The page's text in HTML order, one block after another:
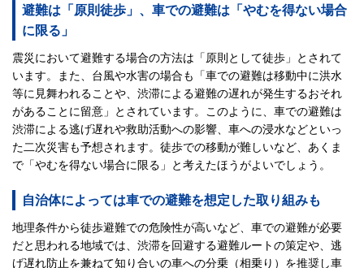
避難は「原則徒歩」、車での避難は「やむを得ない場合
に限る」
震災において避難する場合の方法は「原則として徒歩」とされて
います。また、台風や水害の場合も「車での避難は移動中に洪水
等に見舞われることや、渋滞による避難の遅れが発生するおそれ
があることに留意」とされています。このように、車での避難は
渋滞による逃げ遅れや救助活動への影響、車への浸水などといっ
た二次災害も予想されます。徒歩での移動が難しいなど、あくま
で「やむを得ない場合に限る」と考えたほうがよいでしょう。
自治体によっては車での避難を想定した取り組みも
地理条件から徒歩避難での危険性が高いなど、車での避難が必要
だと思われる地域では、渋滞を回避する避難ルートの策定や、逃
げ遅れ防止を兼ねて知り合いの車への分乗（相乗り）を推奨し車